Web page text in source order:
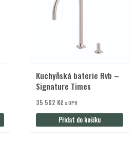
Kuchyňská baterie Rvb –
Signature Times
35 502 Kč s DPH
Přidat do košíku